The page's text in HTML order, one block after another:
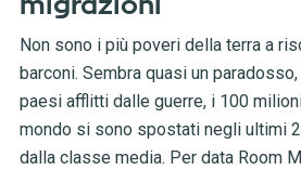
migrazioni
Non sono i più poveri della terra a
barconi. Sembra quasi un
paesi afflitti dalle guerre, i 100
mondo si sono spostati negli ultimi
dalla classe media. Per data Room